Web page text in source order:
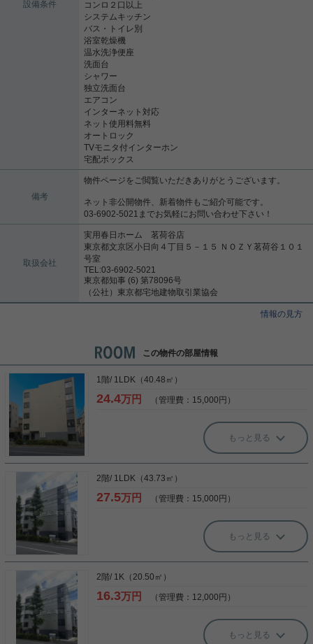
設備条件
コンロ２口以上
システムキッチン
バス・トイレ別
浴室乾燥機
温水洗浄便座
洗面台
シャワー
独立洗面台
エアコン
インターネット対応
ネット使用料無料
オートロック
TVモニタ付インターホン
宅配ボックス
備考
物件ページをご閲覧いただきありがとうございます。
ネット非公開物件、新着物件もご紹介可能です。
03-6902-5021までお気軽にお問い合わせ下さい！
取扱会社
実用春日ホーム 茗荷谷店
東京都文京区小日向４丁目５－１５ ＮＯＺＹ茗荷谷１０１
号室
TEL:03-6902-5021
東京都知事 (6) 第78096号
（公社）東京都宅地建物取引業協会
情報の見方
この物件の部屋情報
1階/ 1LDK（40.48㎡）
24.4万円 （管理費：15,000円）
もっと見る
2階/ 1LDK（43.73㎡）
27.5万円 （管理費：15,000円）
もっと見る
2階/ 1K（20.50㎡）
16.3万円 （管理費：12,000円）
もっと見る